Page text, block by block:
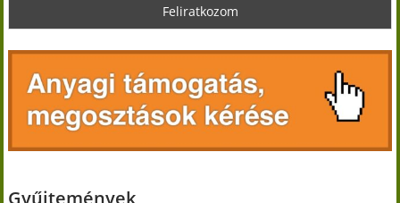
Gyűjtemények